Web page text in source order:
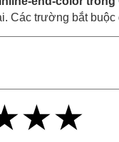
Các trường bắt
★
★★